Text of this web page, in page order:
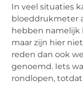
In veel situaties
bloeddrukmeter
hebben namelijk
maar zijn hier
reden dan ook
genoemd. Iets
rondlopen,